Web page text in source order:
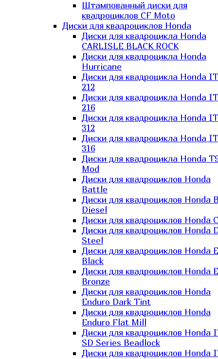
Штампованный диски для
квадроциклов CF Moto
Диски для квадроциклов Honda
Диски для квадроцикла Honda
CARLISLE BLACK ROCK
Диски для квадроцикла Honda
Hurricane
Диски для квадроцикла Honda
212
Диски для квадроцикла Honda
216
Диски для квадроцикла Honda
312
Диски для квадроцикла Honda
316
Диски для квадроцикла Honda
Mod
Диски для квадроциклов Honda
Battle
Диски для квадроциклов Honda
Diesel
Диски для квадроциклов Honda
Диски для квадроциклов Honda
Steel
Диски для квадроциклов Honda
Black
Диски для квадроциклов Honda
Bronze
Диски для квадроциклов Honda
Enduro Dark Tint
Диски для квадроциклов Honda
Enduro Flat Mill
Диски для квадроциклов Honda
SD Series Beadlock
Диски для квадроциклов Honda